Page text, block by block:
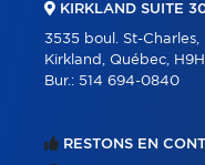
KIRKLAND SUITE
3535 boul. St-
Kirkland, Québec,
Bur.: 514 694-0840
RESTONS EN